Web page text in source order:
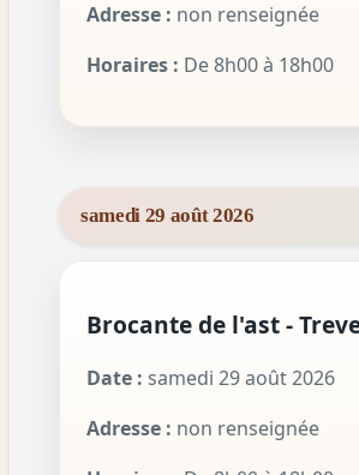
Adresse : non renseignée
Horaires : De 8h00 à 18h00
samedi 29 août 2026
Brocante de l'ast -
Date : samedi 29 août 2026
Adresse : non renseignée